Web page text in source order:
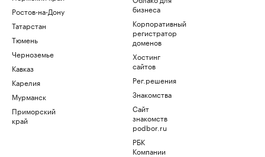
Ростов-на-Дону
Татарстан
Тюмень
Черноземье
Кавказ
Карелия
Мурманск
Приморский
край
бизнеса
Корпоративный
регистратор
доменов
Хостинг
сайтов
Рег.решения
Знакомства
Сайт
знакомств
podbor.ru
РБК
Компании